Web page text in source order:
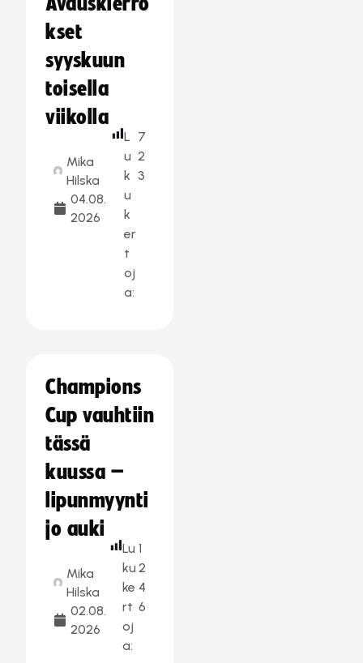
kset
syyskuun
toisella
viikolla
Mika
Hilska
04.08.
2026
L
u
k
u
k
er
t
oj
a:
7
2
3
Champions
Cup vauhtiin
tässä
kuussa –
lipunmyynti
jo auki
Mika
Hilska
02.08.
2026
Lu
ku
ke
rt
oj
a:
1
2
4
6